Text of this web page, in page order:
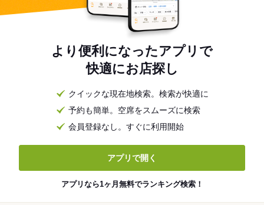
より便利になったアプリで
快適にお店探し
クイックな現在地検索。検索が快適に
予約も簡単。空席をスムーズに検索
会員登録なし。すぐに利用開始
アプリで開く
アプリなら1ヶ月無料でランキング検索！